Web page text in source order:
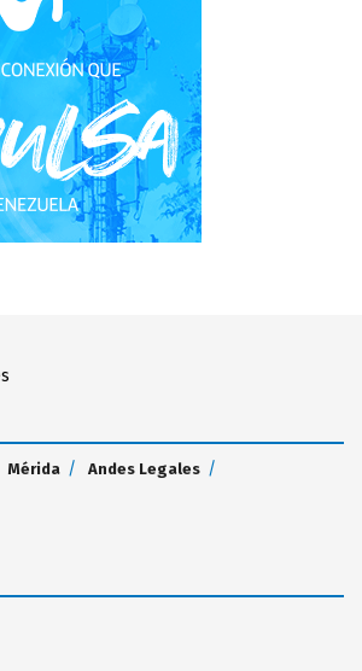
Mérida
Andes Legales